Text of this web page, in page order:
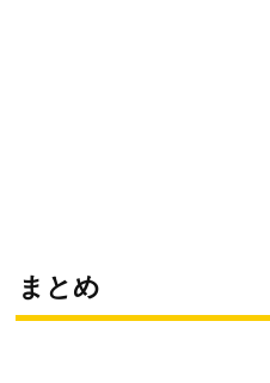
まとめ